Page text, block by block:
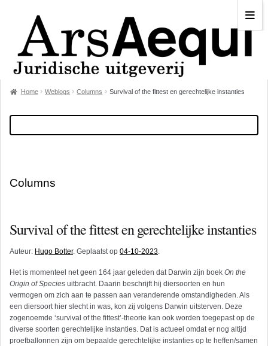
Home Weblogs Columns Survival of the fittest en gerechtelijke instanties
Columns
Survival of the fittest en gerechtelijke instanties
Auteur: Hugo Botter. Geplaatst op 04-10-2023.
Het is momenteel net geen 164 jaar geleden dat Darwin zijn boek On the
Origin of Species uitbracht. Daarin beschrijft hij diersoorten en hun
vermogen om zich aan te passen aan veranderende omstandigheden. Als
een diersoort hier slecht in was, kon zij volgens Darwin uitsterven. Deze
zogenoemde ‘survival of the fittest’-theorie kan ook worden toegepast op de
diverse soorten gerechtelijke instanties. Dat is actueel omdat er nog altijd
proefballonnen zijn om bepaalde gerechtelijke instanties op te heffen/samen